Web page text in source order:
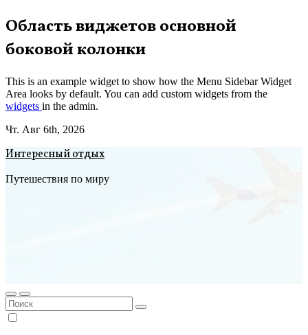
Перейти
к
содержимому
Область виджетов основной
боковой колонки
This is an example widget to show how the Menu Sidebar Widget
Area looks by default. You can add custom widgets from the
widgets in the admin.
Чт. Авг 6th, 2026
Интересный отдых
Путешествия по миру